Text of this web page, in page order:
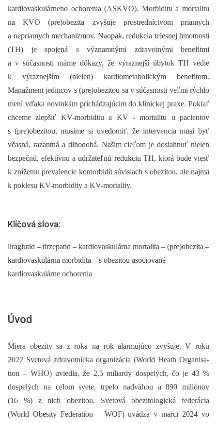
kardiovaskulárneho ochorenia (ASKVO). Morbiditu a mortalitu
na KVO (pre)obezita zvyšuje prostredníctvom priamych
a nepriamych mechanizmov. Naopak, redukcia telesnej hmotnosti
(TH) je spojená s významnými zdravotnými benefitmi
a v súčasnosti máme dôkazy, že výraznejší úbytok TH vedie
k výraznejším (nielen) kardiometabolickým benefitom.
Manažment jedincov s (pre)obezitou sa v súčasnosti veľmi rýchlo
mení vďaka novinkám prichádzajúcim do klinickej praxe. Pokiaľ
chceme zlepšiť KV-morbiditu a KV -⁠ mortalitu u pacientov
s (pre)obezitou, musíme si uvedomiť, že intervencia musí byť
včasná, razantná a dlhodobá. Našim cieľom je dosiahnuť nielen
bezpečnú, efektívnu a udržateľnú redukciu TH, ktorá bude viesť
k zníženiu prevalencie komorbidít súvisiach s obezitou, ale najmä
k poklesu KV-morbidity a KV-mortality.
Klíčová slova:
liraglutid – tirzepatid – kardiovaskulárna mortalita – (pre)obezita –
kardiovaskulárna morbidita – s obezitou asociované
kardiovaskulárne ochorenia
Úvod
Miera obezity sa z roka na rok alarmujúco zvyšuje. V roku
2022 Svetová zdravotnícka organizácia (World Heath Organi­sa­
tion –⁠ WHO) uviedla, že 2,5 miliardy dospelých, čo je 43 %
dospelých na celom svete, trpelo nadváhou a 890 miliónov
(16 %) z nich obezitou. Svetová obezitologická federácia
(World Obesity Federation –⁠ WOF) uvádza v marci 2024 vo